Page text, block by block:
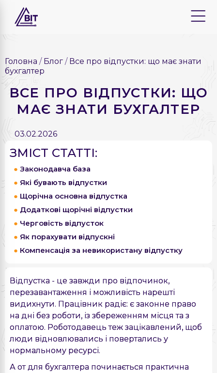
Головна Блог
Все про відпустки: що має знати
бухгалтер
ВСЕ ПРО ВІДПУСТКИ: ЩО
МАЄ ЗНАТИ БУХГАЛТЕР
03.02.2026
ЗМІСТ СТАТТІ:
Законодавча база
Які бувають відпустки
Щорічна основна відпустка
Додаткові щорічні відпустки
Черговість відпусток
Як порахувати відпускні
Компенсація за невикористану відпустку
Відпустка - це завжди про відпочинок,
перезавантаження і можливість нарешті
видихнути. Працівник радіє: є законне право
на дні без роботи, із збереженням місця та з
оплатою. Роботодавець теж зацікавлений, щоб
люди відновлювались і повертались у
нормальному ресурсі.
А от для бухгалтера починається практична